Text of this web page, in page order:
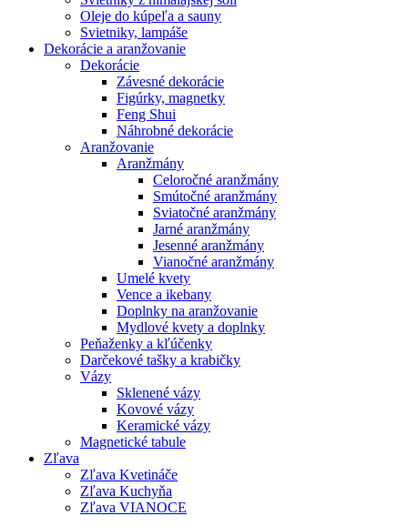
Oleje do kúpeľa a sauny
Svietniky, lampáše
Dekorácie a aranžovanie
Dekorácie
Závesné dekorácie
Figúrky, magnetky
Feng Shui
Náhrobné dekorácie
Aranžovanie
Aranžmány
Celoročné aranžmány
Smútočné aranžmány
Sviatočné aranžmány
Jarné aranžmány
Jesenné aranžmány
Vianočné aranžmány
Umelé kvety
Vence a ikebany
Doplnky na aranžovanie
Mydlové kvety a doplnky
Peňaženky a kľúčenky
Darčekové tašky a krabičky
Vázy
Sklenené vázy
Kovové vázy
Keramické vázy
Magnetické tabule
Zľava
Zľava Kvetináče
Zľava Kuchyňa
Zľava VIANOCE